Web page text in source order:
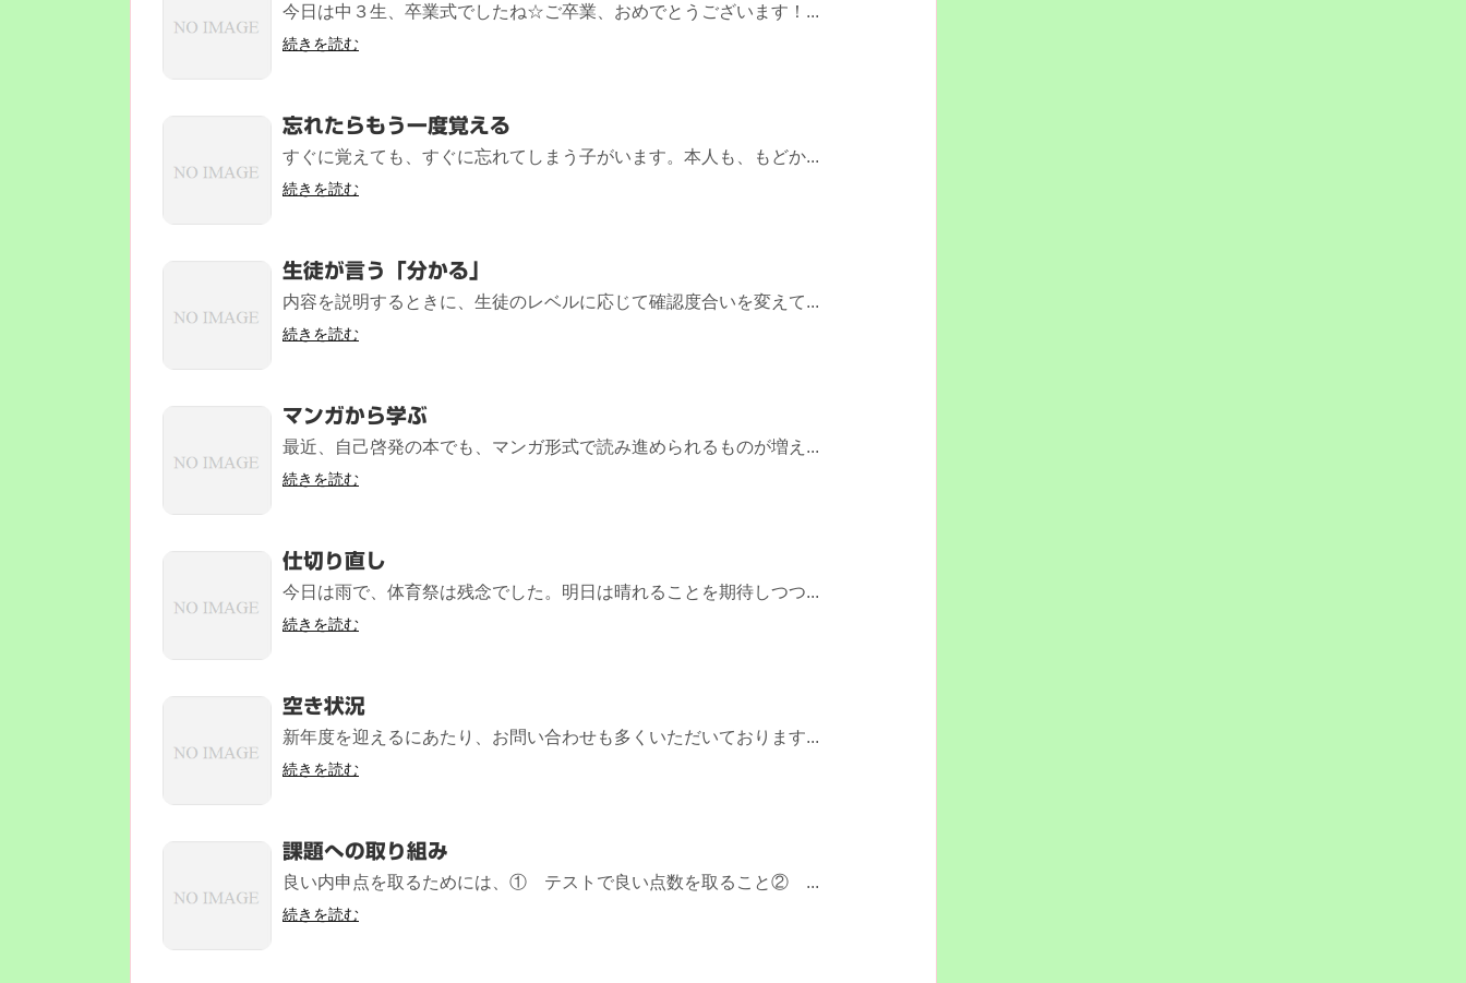
今日は中３生、卒業式でしたね☆ご卒業、おめでとうございます！...
続きを読む
忘れたらもう一度覚える
すぐに覚えても、すぐに忘れてしまう子がいます。本人も、もどか...
続きを読む
生徒が言う「分かる」
内容を説明するときに、生徒のレベルに応じて確認度合いを変えて...
続きを読む
マンガから学ぶ
最近、自己啓発の本でも、マンガ形式で読み進められるものが増え...
続きを読む
仕切り直し
今日は雨で、体育祭は残念でした。明日は晴れることを期待しつつ...
続きを読む
空き状況
新年度を迎えるにあたり、お問い合わせも多くいただいております...
続きを読む
課題への取り組み
良い内申点を取るためには、① テストで良い点数を取ること② ...
続きを読む